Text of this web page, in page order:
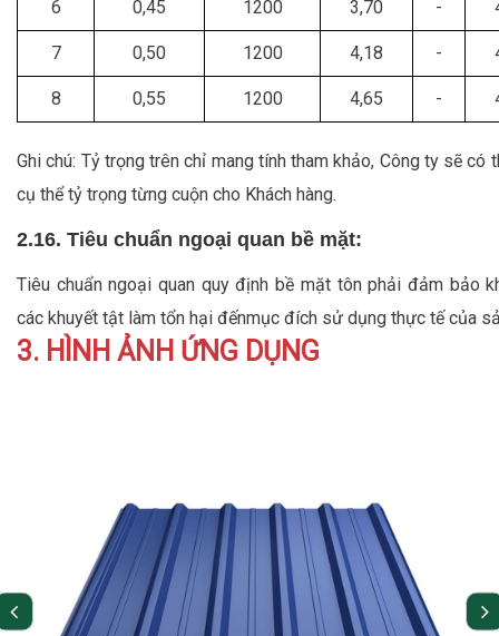
6 0,45 1200 3,70 -
7 0,50 1200 4,18 -
8 0,55 1200 4,65 -
Ghi chú: Tỷ trọng trên chỉ mang tính tham khảo, Công ty sẽ có
cụ thể tỷ trọng từng cuộn cho Khách hàng.
2.16. Tiêu chuẩn ngoại quan bề mặt:
Tiêu chuẩn ngoại quan quy định bề mặt tôn phải đảm bảo
các khuyết tật làm tổn hại đếnmục đích sử dụng thực tế của
3. HÌNH ẢNH ỨNG DỤNG